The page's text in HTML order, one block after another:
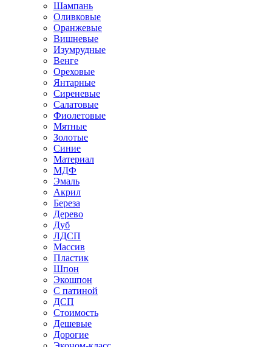
Шампань
Оливковые
Оранжевые
Вишневые
Изумрудные
Венге
Ореховые
Янтарные
Сиреневые
Салатовые
Фиолетовые
Мятные
Золотые
Синие
Материал
МДФ
Эмаль
Акрил
Береза
Дерево
Дуб
ЛДСП
Массив
Пластик
Шпон
Экошпон
С патиной
ДСП
Стоимость
Дешевые
Дорогие